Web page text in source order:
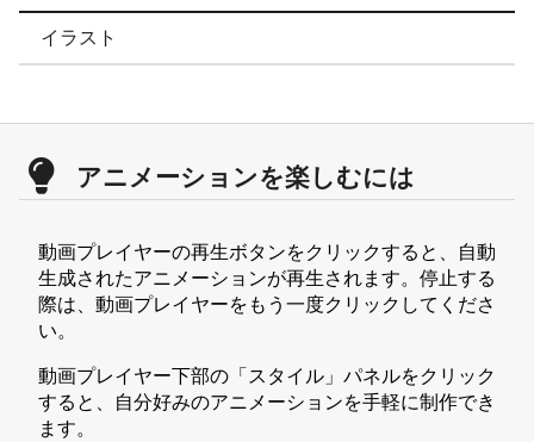
イラスト
アニメーションを楽しむには
動画プレイヤーの再生ボタンをクリックすると、自動
生成されたアニメーションが再生されます。停止する
際は、動画プレイヤーをもう一度クリックしてくださ
い。
動画プレイヤー下部の「スタイル」パネルをクリック
すると、自分好みのアニメーションを手軽に制作でき
ます。